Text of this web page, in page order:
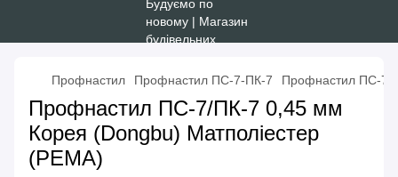
Профнастил Профнастил ПС-7-ПК-7 Профнастил ПС-7/
Профнастил ПС-7/ПК-7 0,45 мм
Корея (Dongbu) Матполіестер
(PEMA)